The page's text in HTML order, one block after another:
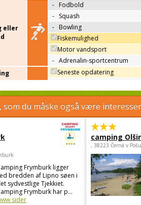
eller
- Fodbold
- Squash
- Bowling
Fiskemulighed
Motor vandsport
- Adrenalin-sportcentrum
Seneste opdatering
som du måske også være
Frymburk ligger
bredden af Lipno søen i
sydvestlige Tjekkiet.
Frymburk har p...
sider
camping
, 38223 Černá v